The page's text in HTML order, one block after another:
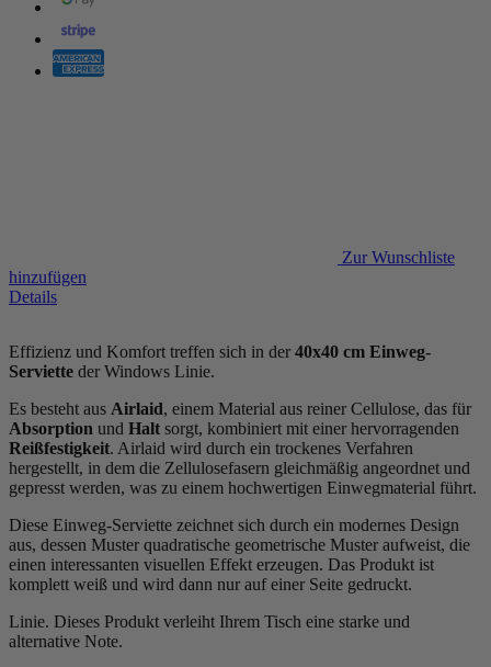
Zur Wunschliste
hinzufügen
Details
Effizienz und Komfort treffen sich in der 40x40 cm Einweg-
Serviette der Windows Linie.
Es besteht aus Airlaid, einem Material aus reiner Cellulose, das für
Absorption und Halt sorgt, kombiniert mit einer hervorragenden
Reißfestigkeit. Airlaid wird durch ein trockenes Verfahren
hergestellt, in dem die Zellulosefasern gleichmäßig angeordnet und
gepresst werden, was zu einem hochwertigen Einwegmaterial führt.
Diese Einweg-Serviette zeichnet sich durch ein modernes Design
aus, dessen Muster quadratische geometrische Muster aufweist, die
einen interessanten visuellen Effekt erzeugen. Das Produkt ist
komplett weiß und wird dann nur auf einer Seite gedruckt.
Linie. Dieses Produkt verleiht Ihrem Tisch eine starke und
alternative Note.